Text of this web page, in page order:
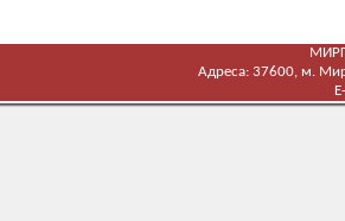
Адреса: 37600, м.